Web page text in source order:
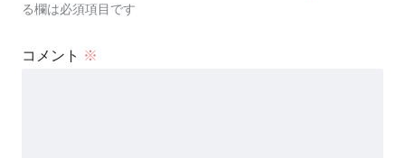
る欄は必須項目です
コメント ※